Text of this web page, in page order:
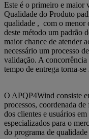
Este é o primeiro e maior
Qualidade do Produto
qualidade , com o menor
deste método um padrão
maior chance de atender
necessário um processo
validação. A concorrência
tempo de entrega torna-
O APQP4Wind consiste
processos, coordenada
dos clientes e usuários
especializados para o
do programa de